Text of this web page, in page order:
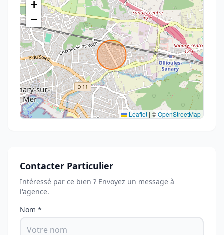
+
−
Leaflet | ©OpenStreetMap
Contacter Particulier
Intéressé par ce bien ? Envoyez un message à
l'agence.
Nom *